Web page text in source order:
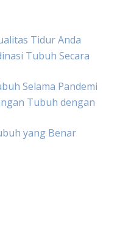
Tidur Anda
Tubuh Secara
Selama Pandemi
Tubuh dengan
yang Benar